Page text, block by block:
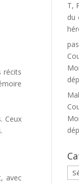
récits
Ceux
avec
T,
du